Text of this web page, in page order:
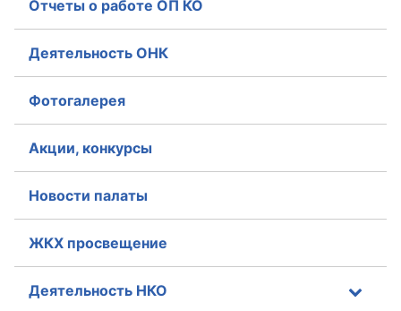
Отчеты о работе ОП КО
Деятельность ОНК
Фотогалерея
Акции, конкурсы
Новости палаты
ЖКХ просвещение
Деятельность НКО